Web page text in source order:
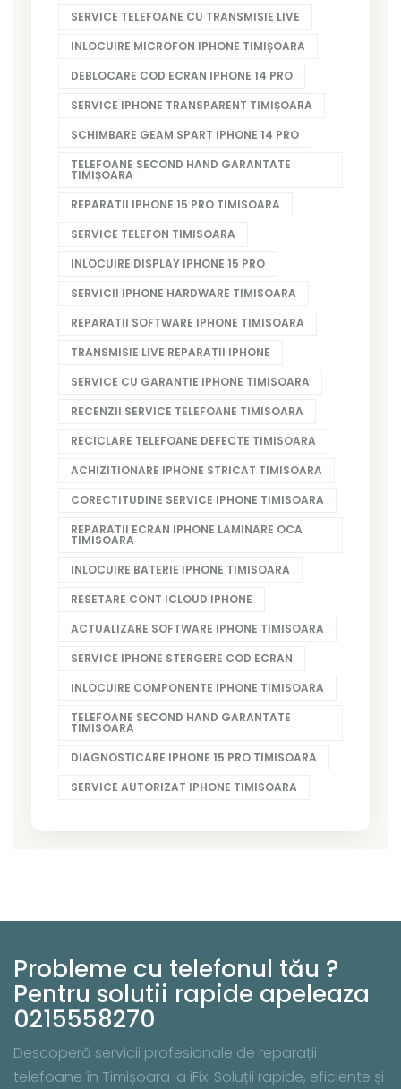
SERVICE TELEFOANE CU TRANSMISIE LIVE
INLOCUIRE MICROFON IPHONE TIMIȘOARA
DEBLOCARE COD ECRAN IPHONE 14 PRO
SERVICE IPHONE TRANSPARENT TIMIȘOARA
SCHIMBARE GEAM SPART IPHONE 14 PRO
TELEFOANE SECOND HAND GARANTATE
TIMIȘOARA
REPARATII IPHONE 15 PRO TIMISOARA
SERVICE TELEFON TIMISOARA
INLOCUIRE DISPLAY IPHONE 15 PRO
SERVICII IPHONE HARDWARE TIMISOARA
REPARATII SOFTWARE IPHONE TIMISOARA
TRANSMISIE LIVE REPARATII IPHONE
SERVICE CU GARANTIE IPHONE TIMISOARA
RECENZII SERVICE TELEFOANE TIMISOARA
RECICLARE TELEFOANE DEFECTE TIMISOARA
ACHIZITIONARE IPHONE STRICAT TIMISOARA
CORECTITUDINE SERVICE IPHONE TIMISOARA
REPARATII ECRAN IPHONE LAMINARE OCA
TIMISOARA
INLOCUIRE BATERIE IPHONE TIMISOARA
RESETARE CONT ICLOUD IPHONE
ACTUALIZARE SOFTWARE IPHONE TIMISOARA
SERVICE IPHONE STERGERE COD ECRAN
INLOCUIRE COMPONENTE IPHONE TIMISOARA
TELEFOANE SECOND HAND GARANTATE
TIMISOARA
DIAGNOSTICARE IPHONE 15 PRO TIMISOARA
SERVICE AUTORIZAT IPHONE TIMISOARA
Probleme cu telefonul tău ?
Pentru solutii rapide apeleaza
0215558270
Descoperă servicii profesionale de reparații
telefoane în Timișoara la iFix. Soluții rapide, eficiente și